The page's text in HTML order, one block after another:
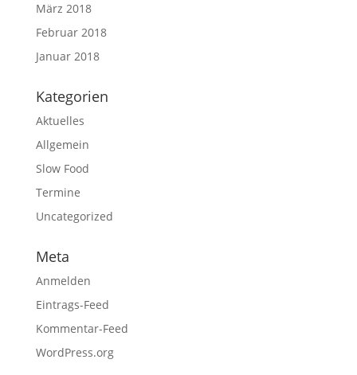
März 2018
Februar 2018
Januar 2018
Kategorien
Aktuelles
Allgemein
Slow Food
Termine
Uncategorized
Meta
Anmelden
Eintrags-Feed
Kommentar-Feed
WordPress.org